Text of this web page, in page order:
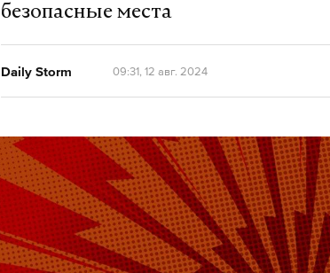
безопасные места
Daily Storm 09:31, 12 авг. 2024